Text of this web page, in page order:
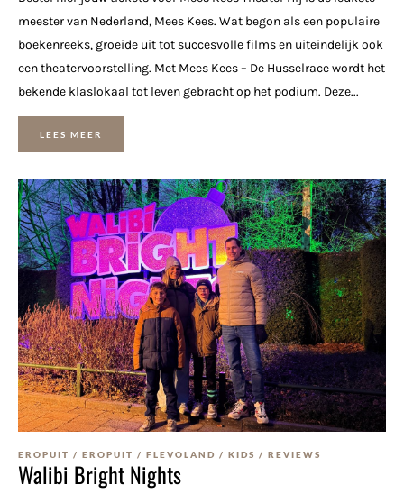
meester van Nederland, Mees Kees. Wat begon als een populaire
boekenreeks, groeide uit tot succesvolle films en uiteindelijk ook
een theatervoorstelling. Met Mees Kees – De Husselrace wordt het
bekende klaslokaal tot leven gebracht op het podium. Deze...
LEES MEER
EROPUIT / EROPUIT / FLEVOLAND / KIDS / REVIEWS
Walibi Bright Nights